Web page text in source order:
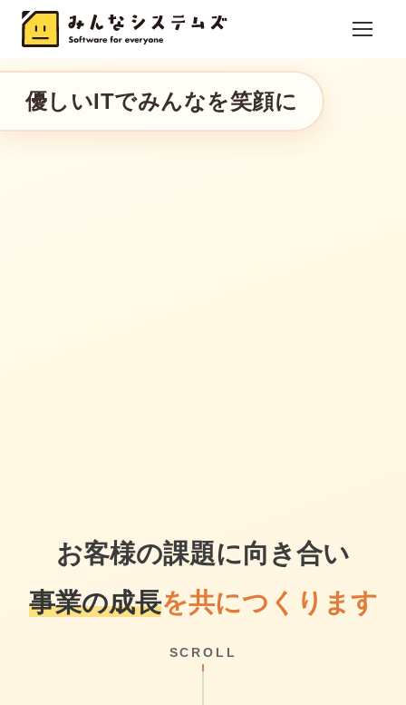
優しいITでみんなを笑顔に
お客様の課題に向き合い
事業の成長を共につくります
SCROLL